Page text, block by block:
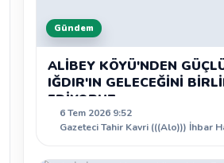
Gündem
ALİBEY KÖYÜ'NDEN
IĞDIR'IN GELECEĞİNİ
EDİYORUZ
6 Tem 2026 9:52
Gazeteci Tahir Kavri (((Alo))) İhbar